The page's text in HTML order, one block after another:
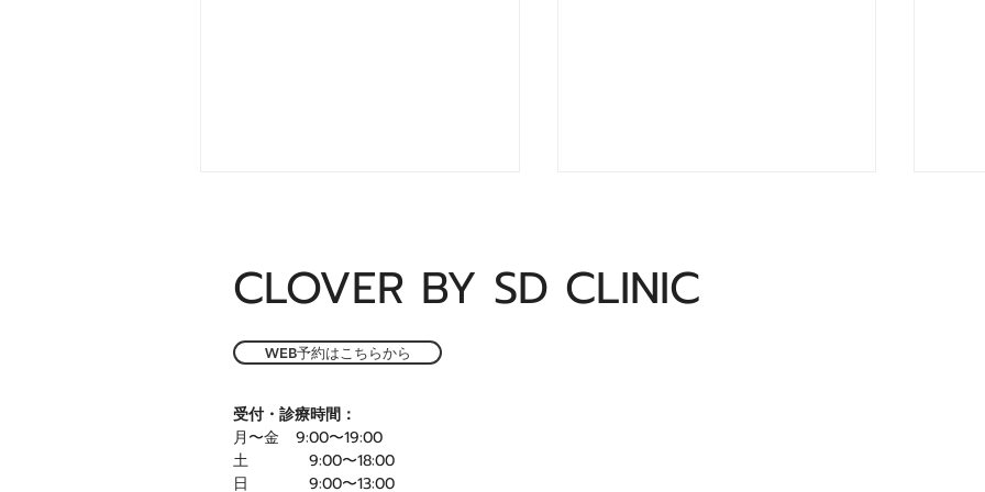
対応終了のお知らせ（2026
年5月1日より）
CLOVER BY SD CLINIC
WEB予約はこちらから
受付・診療時間：
月〜金 9:00〜19:00
土 9:00〜18:00
日 9:00〜13:00